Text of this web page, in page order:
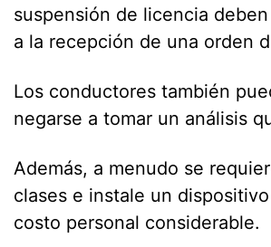
suspensión de licencia
a la recepción de una orden
Los conductores también
negarse a tomar un análisis
Además, a menudo se
clases e instale un
costo personal considerable.